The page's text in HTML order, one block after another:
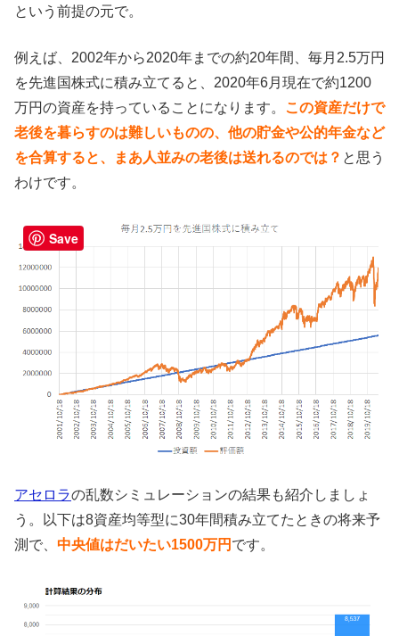
という前提の元で。
例えば、2002年から2020年までの約20年間、毎月2.5万円
を先進国株式に積み立てると、2020年6月現在で約1200
万円の資産を持っていることになります。 この資産だけで
老後を暮らすのは難しいものの、他の貯金や公的年金など
を合算すると、まあ人並みの老後は送れるのでは？ と思う
わけです。
アセロラの乱数シミュレーションの結果も紹介しましょ
う。以下は8資産均等型に30年間積み立てたときの将来予
測で、 中央値はだいたい1500万円 です。
Save